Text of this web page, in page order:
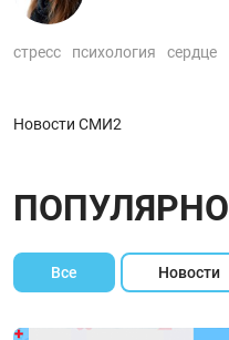
стресс психология сердце
Новости СМИ2
Все Новости